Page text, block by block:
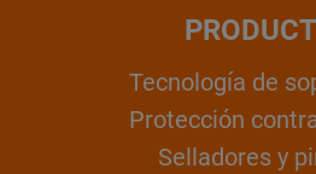
Tecnología de
Protección
Selladores y